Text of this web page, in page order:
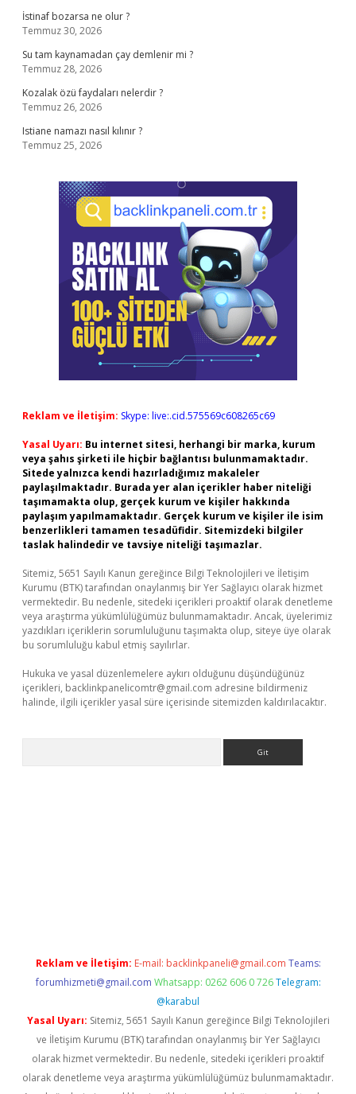
İstinaf bozarsa ne olur ?
Temmuz 30, 2026
Su tam kaynamadan çay demlenir mi ?
Temmuz 28, 2026
Kozalak özü faydaları nelerdir ?
Temmuz 26, 2026
Istiane namazı nasıl kılınır ?
Temmuz 25, 2026
Reklam ve İletişim: Skype: live:.cid.575569c608265c69
Yasal Uyarı: Bu internet sitesi, herhangi bir marka, kurum
veya şahıs şirketi ile hiçbir bağlantısı bulunmamaktadır.
Sitede yalnızca kendi hazırladığımız makaleler
paylaşılmaktadır. Burada yer alan içerikler haber niteliği
taşımamakta olup, gerçek kurum ve kişiler hakkında
paylaşım yapılmamaktadır. Gerçek kurum ve kişiler ile isim
benzerlikleri tamamen tesadüfidir. Sitemizdeki bilgiler
taslak halindedir ve tavsiye niteliği taşımazlar.
Sitemiz, 5651 Sayılı Kanun gereğince Bilgi Teknolojileri ve İletişim
Kurumu (BTK) tarafından onaylanmış bir Yer Sağlayıcı olarak hizmet
vermektedir. Bu nedenle, sitedeki içerikleri proaktif olarak denetleme
veya araştırma yükümlülüğümüz bulunmamaktadır. Ancak, üyelerimiz
yazdıkları içeriklerin sorumluluğunu taşımakta olup, siteye üye olarak
bu sorumluluğu kabul etmiş sayılırlar.
Hukuka ve yasal düzenlemelere aykırı olduğunu düşündüğünüz
içerikleri, backlinkpanelicomtr@gmail.com adresine bildirmeniz
halinde, ilgili içerikler yasal süre içerisinde sitemizden kaldırılacaktır.
Reklam ve İletişim: E-mail: backlinkpaneli@gmail.com Teams:
forumhizmeti@gmail.com Whatsapp: 0262 606 0 726 Telegram:
@karabul
Yasal Uyarı: Sitemiz, 5651 Sayılı Kanun gereğince Bilgi Teknolojileri
ve İletişim Kurumu (BTK) tarafından onaylanmış bir Yer Sağlayıcı
olarak hizmet vermektedir. Bu nedenle, sitedeki içerikleri proaktif
olarak denetleme veya araştırma yükümlülüğümüz bulunmamaktadır.